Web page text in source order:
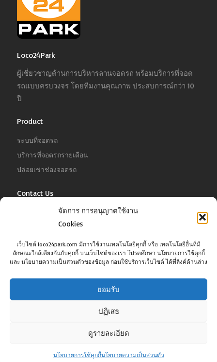
จัดการ การอนุญาตใช้งาน
Cookies
เว็บไซต์ loco24park.com มีการใช้งานเทคโนโลยีคุกกี้ หรือ เทคโนโลยีอื่นที่มี
ลักษณะใกล้เคียงกันกับคุกกี้ บนเว็บไซต์ของเรา โปรดศึกษา นโยบายการใช้คุกกี้
และ นโยบายความเป็นส่วนตัวของข้อมูล ก่อนใช้บริการเว็บไซต์ ได้ที่ลิงค์ด้านล่าง
ยอมรับ
ปฏิเสธ
ดูรายละเอียด
นโยบายการใช้คุกกี้นโยบายความเป็นส่วนตัว
Loco24Park
ผู้เชี่ยวชาญด้านการบริหารลานจอดรถ พร้อมบริการที่จอด
รถแบบครบวงจร โดยทีมงานคุณภาพ ประสบการณ์กว่า 10
ปี
Product
ระบบที่จอดรถ
บริการที่จอดรถรายเดือน
ปล่อยเช่าช่องจอดรถ
Contact Us
02-022-4680
For Customer
Email :support@jowit.com
©Copyright loco24park.com, 2017. All Rights Reserved.